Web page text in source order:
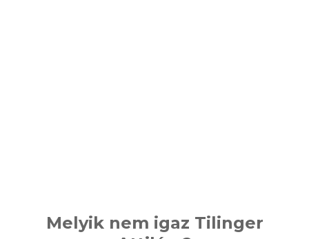
Melyik nem igaz Tilinger